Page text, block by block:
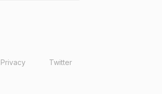
Privacy Twitter